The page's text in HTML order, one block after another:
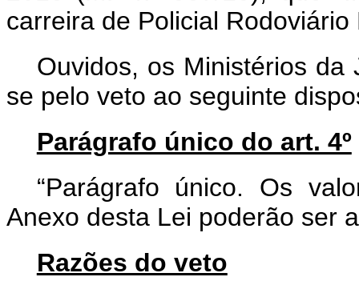
carreira de Policial Rodoviário
Ouvidos, os Ministérios da
se pelo veto ao seguinte
Parágrafo único do art. 4º
“Parágrafo único. Os
Anexo desta Lei poderão ser
Razões do veto